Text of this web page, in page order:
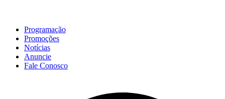
Programação
Promoções
Notícias
Anuncie
Fale Conosco